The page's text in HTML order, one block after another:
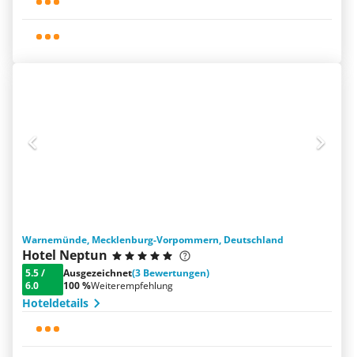
Warnemünde, Mecklenburg-Vorpommern, Deutschland
Hotel Neptun
5.5/
6.0
Ausgezeichnet(3 Bewertungen)
100 %Weiterempfehlung
Hoteldetails